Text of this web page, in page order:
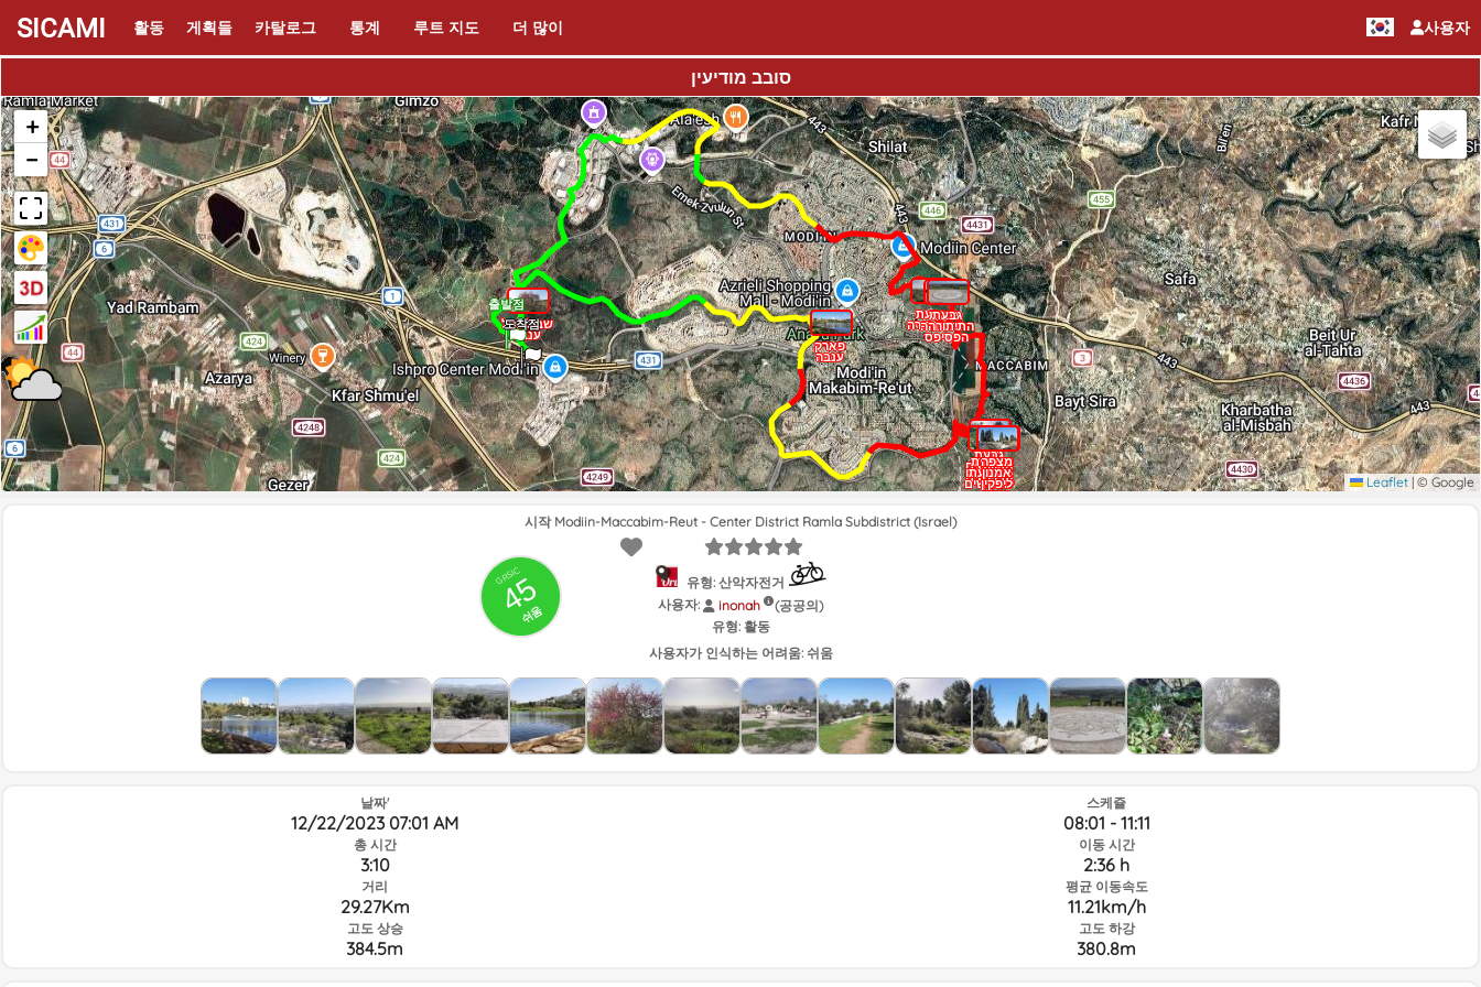
사용자
SICAMI 활동 게획들 카탈로그 통계 루트 지도 더 많이
סובב מודיעין
출발점
도착점
גבעת
התיתורה
גבעת
התיתורה
גבעת
התיתורה
גבעת
התיתורה -
הפסיפס
בדרך
לגבעת
הברושים
גבעת
הברושים
גבעת
הברושים
רקפות
בגבעת
הברושים
מצפה
אמנון
ליפקין
שחק
מצפה
אמנון
ליפקין
שחק
מצפה
אמנון
ליפקין
שחק
פארק
ענבה
פארק
ענבה
שביל נחל
ענבה
+
−
Leaflet | © Google
GRSIC
45
쉬움
시작 Modiin-Maccabim-Reut - Center District Ramla Subdistrict (Israel)
유형: 산악자전거
사용자:
inonah
(공공의)
유형: 활동
사용자가 인식하는 어려움: 쉬움
날짜'
12/22/2023 07:01 AM
총 시간
3:10
거리
29.27Km
고도 상승
384.5m
스케쥴
08:01 - 11:11
이동 시간
2:36 h
평균 이동속도
11.21km/h
고도 하강
380.8m